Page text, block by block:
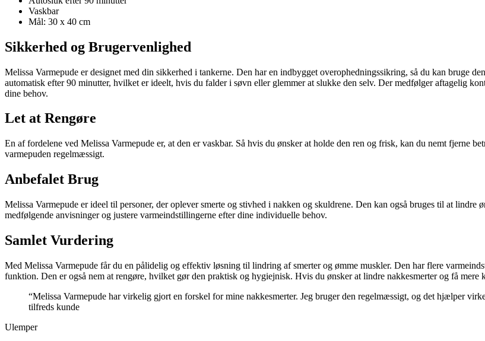
Vaskbar
Mål: 30 x 40 cm
Sikkerhed og Brugervenlighed
Melissa Varmepude er designet med din sikkerhed i tankerne. Den har en indbygget overophedningssikring, så du kan bruge
automatisk efter 90 minutter, hvilket er ideelt, hvis du falder i søvn eller glemmer at slukke den selv. Der medfølger aftagelig
dine behov.
Let at Rengøre
En af fordelene ved Melissa Varmepude er, at den er vaskbar. Så hvis du ønsker at holde den ren og frisk, kan du nemt fjerne
varmepuden regelmæssigt.
Anbefalet Brug
Melissa Varmepude er ideel til personer, der oplever smerte og stivhed i nakken og skuldrene. Den kan også bruges til at
medfølgende anvisninger og justere varmeindstillingerne efter dine individuelle behov.
Samlet Vurdering
Med Melissa Varmepude får du en pålidelig og effektiv løsning til lindring af smerter og ømme muskler. Den har flere
funktion. Den er også nem at rengøre, hvilket gør den praktisk og hygiejnisk. Hvis du ønsker at lindre nakkesmerter og få
“Melissa Varmepude har virkelig gjort en forskel for mine nakkesmerter. Jeg bruger den regelmæssigt, og det hjælper
tilfreds kunde
Ulemper